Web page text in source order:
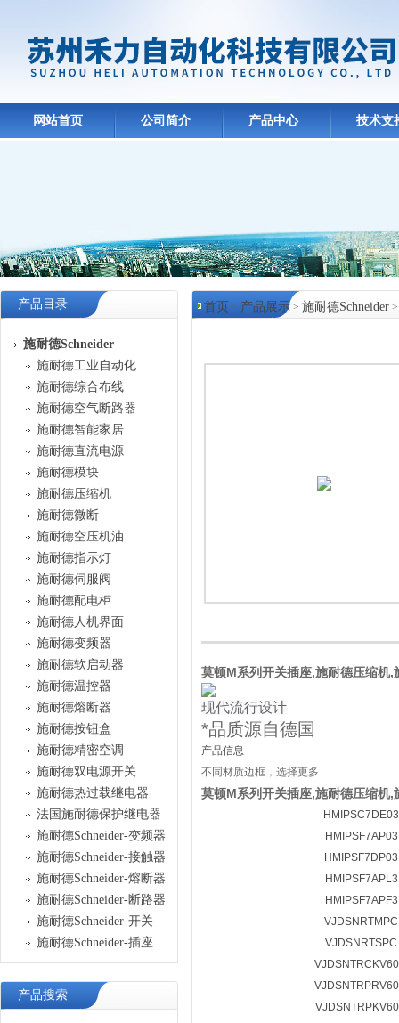
网站首页 公司简介 产品中心 技术支
产品目录
施耐德Schneider
施耐德工业自动化
施耐德综合布线
施耐德空气断路器
施耐德智能家居
施耐德直流电源
施耐德模块
施耐德压缩机
施耐德微断
施耐德空压机油
施耐德指示灯
施耐德伺服阀
施耐德配电柜
施耐德人机界面
施耐德变频器
施耐德软启动器
施耐德温控器
施耐德熔断器
施耐德按钮盒
施耐德精密空调
施耐德双电源开关
施耐德热过载继电器
法国施耐德保护继电器
施耐德Schneider-变频器
施耐德Schneider-接触器
施耐德Schneider-熔断器
施耐德Schneider-断路器
施耐德Schneider-开关
施耐德Schneider-插座
产品搜索
首页 > 产品展示 > 施耐德Schneider
莫顿M系列开关插座,施耐德压缩机
现代流行设计
*品质源自德国
产品信息
不同材质边框，选择更多
莫顿M系列开关插座,施耐德压缩机
HMIPSC7DE03
HMIPSF7AP03
HMIPSF7DP03
HMIPSF7APL3
HMIPSF7APF3
VJDSNRTMPC
VJDSNRTSPC